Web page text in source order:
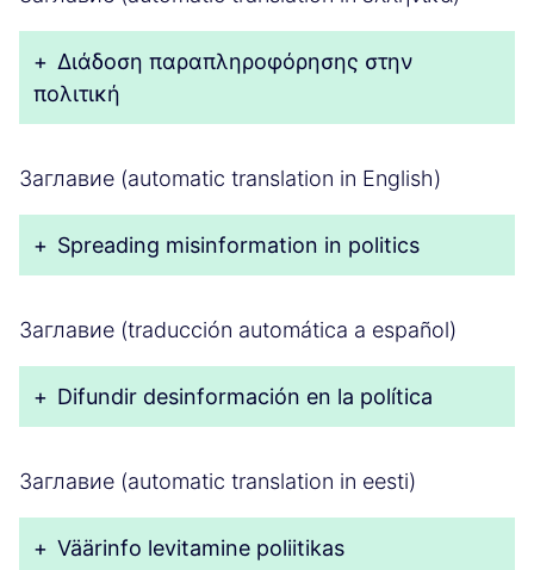
+ Διάδοση παραπληροφόρησης στην
πολιτική
Заглавие (automatic translation in English)
+ Spreading misinformation in politics
Заглавие (traducción automática a español)
+ Difundir desinformación en la política
Заглавие (automatic translation in eesti)
+ Väärinfo levitamine poliitikas